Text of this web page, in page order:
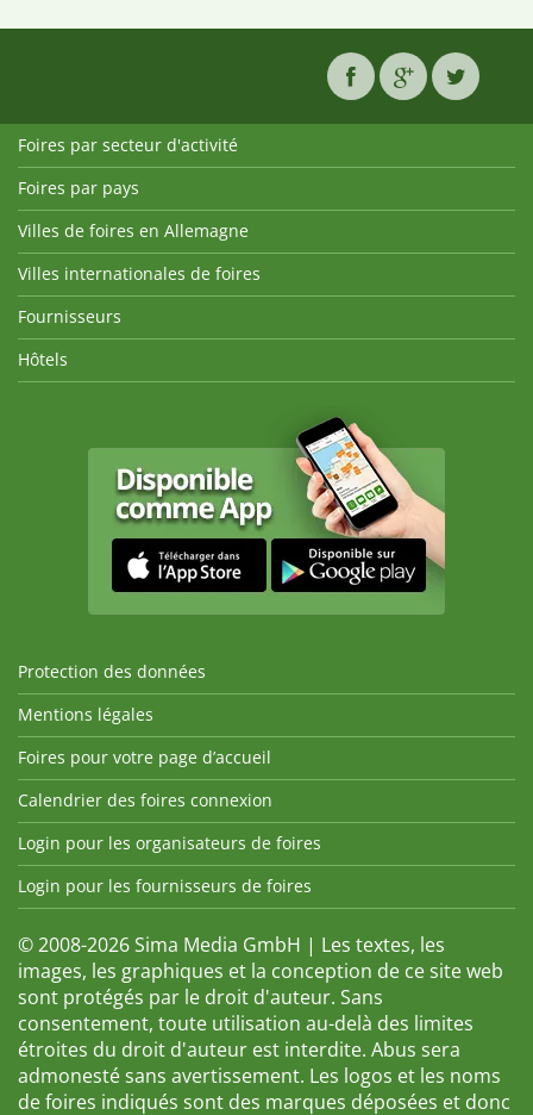
Foires par secteur d'activité
Foires par pays
Villes de foires en Allemagne
Villes internationales de foires
Fournisseurs
Hôtels
Protection des données
Mentions légales
Foires pour votre page d’accueil
Calendrier des foires connexion
Login pour les organisateurs de foires
Login pour les fournisseurs de foires
© 2008-2026 Sima Media GmbH | Les textes, les
images, les graphiques et la conception de ce site web
sont protégés par le droit d'auteur. Sans
consentement, toute utilisation au-delà des limites
étroites du droit d'auteur est interdite. Abus sera
admonesté sans avertissement. Les logos et les noms
de foires indiqués sont des marques déposées et donc